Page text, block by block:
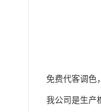
免费代客调色
我公司是生产